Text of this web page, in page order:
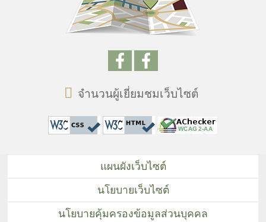
จำนวนผู้เยี่ยมชมเว็บไซต์
แผนผังเว็บไซต์
นโยบายเว็บไซต์
นโยบายคุ้มครองข้อมูลส่วนบุคคล